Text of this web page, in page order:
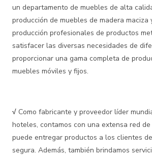
un departamento de muebles de alta
producción de muebles de madera maciza
producción profesionales de productos
satisfacer las diversas necesidades de
proporcionar una gama completa de
muebles móviles y fijos.
√ Como fabricante y proveedor líder
hoteles, contamos con una extensa red
puede entregar productos a los clientes
segura. Además, también brindamos